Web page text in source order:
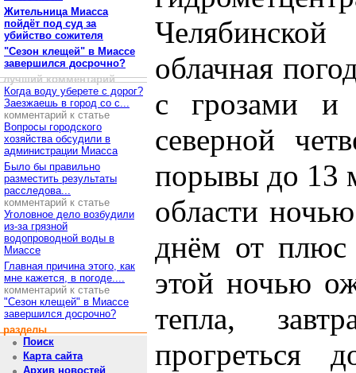
Жительница Миасса
пойдёт под суд за
убийство сожителя
"Сезон клещей" в Миассе
завершился досрочно?
лучший комментарий
Когда воду уберете с дорог?
Заезжаешь в город со с...
комментарий к статье
Вопросы городского
хозяйства обсудили в
администрации Миасса
Было бы правильно
разместить результаты
расследова...
комментарий к статье
Уголовное дело возбудили
из-за грязной
водопроводной воды в
Миассе
Главная причина этого, как
мне кажется, в погоде....
комментарий к статье
"Сезон клещей" в Миассе
завершился досрочно?
разделы
Поиск
Карта сайта
Архив новостей
Челябинской
облачная
с грозами и
северной
порывы до 13
области
днём от
этой ночью
тепла,
прогреться